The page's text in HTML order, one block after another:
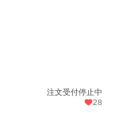
注文受付停止中
28